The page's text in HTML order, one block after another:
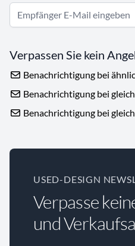
Verpassen Sie kein
Benachrichtigung bei
Benachrichtigung bei
Benachrichtigung bei
USED-DESIGN
Verpasse
und